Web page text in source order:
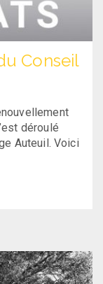
Conseil
déroulé
Auteuil. Voici